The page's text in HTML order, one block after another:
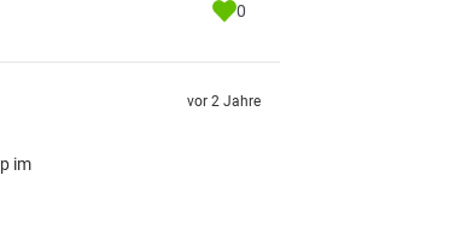
0
im
vor 2 Jahre